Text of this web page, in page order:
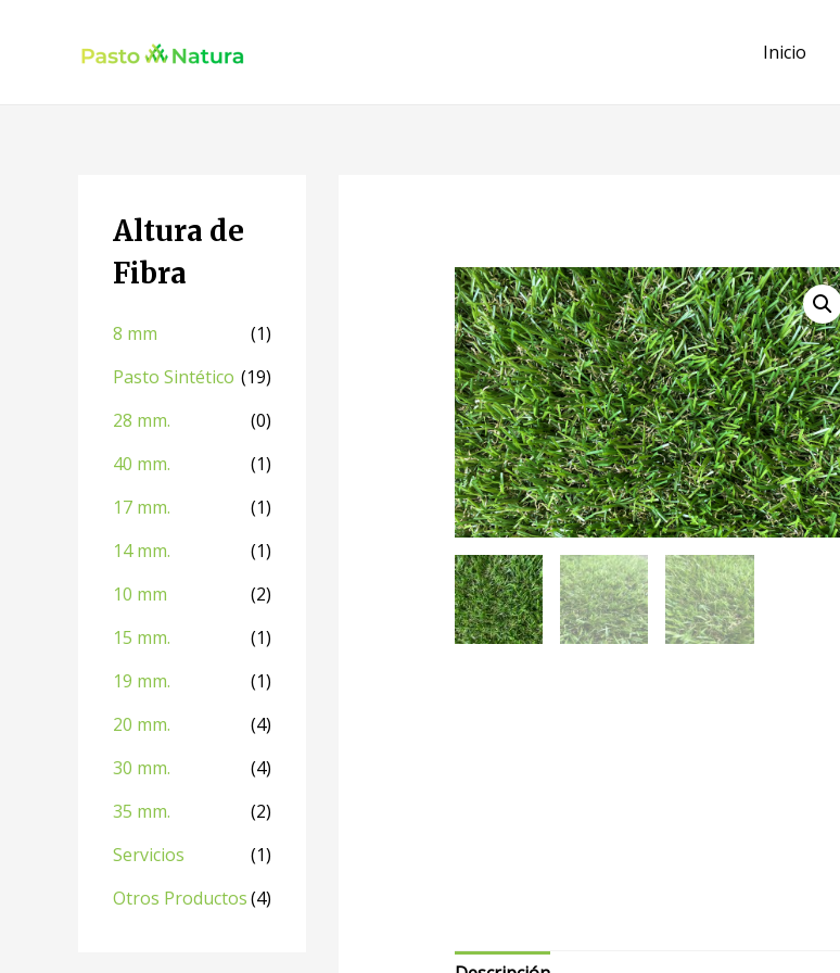
Inicio
Altura de
Fibra
8 mm
(1)
Pasto Sintético (19)
28 mm.
(0)
40 mm.
(1)
17 mm.
(1)
14 mm.
(1)
10 mm
(2)
15 mm.
(1)
19 mm.
(1)
20 mm.
(4)
30 mm.
(4)
35 mm.
(2)
Servicios
(1)
Otros Productos(4)